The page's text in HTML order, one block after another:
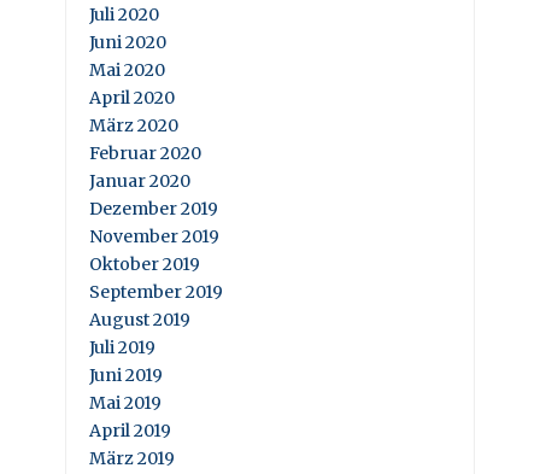
Juli 2020
Juni 2020
Mai 2020
April 2020
März 2020
Februar 2020
Januar 2020
Dezember 2019
November 2019
Oktober 2019
September 2019
August 2019
Juli 2019
Juni 2019
Mai 2019
April 2019
März 2019